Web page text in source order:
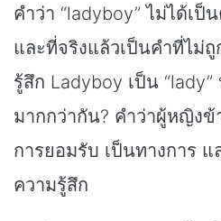
คำว่า “ladyboy” ไม่ได้เป็
และที่จริงแล้วเป็นคำที่ไม่
รู้สึก Ladyboy เป็น “lady”
มากกว่ากัน? คำว่าผู้หญิงข้
การยอมรับ เป็นทางการ
ความรู้สึก